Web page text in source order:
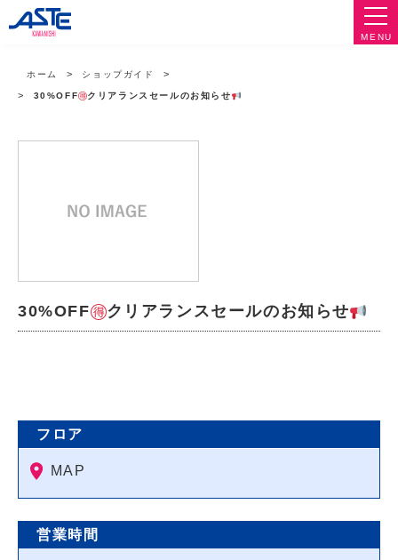
MENU
ホーム ショップガイド
30%OFF クリアランスセールのお知らせ
30%OFF クリアランスセールのお知らせ
フロア
MAP
営業時間